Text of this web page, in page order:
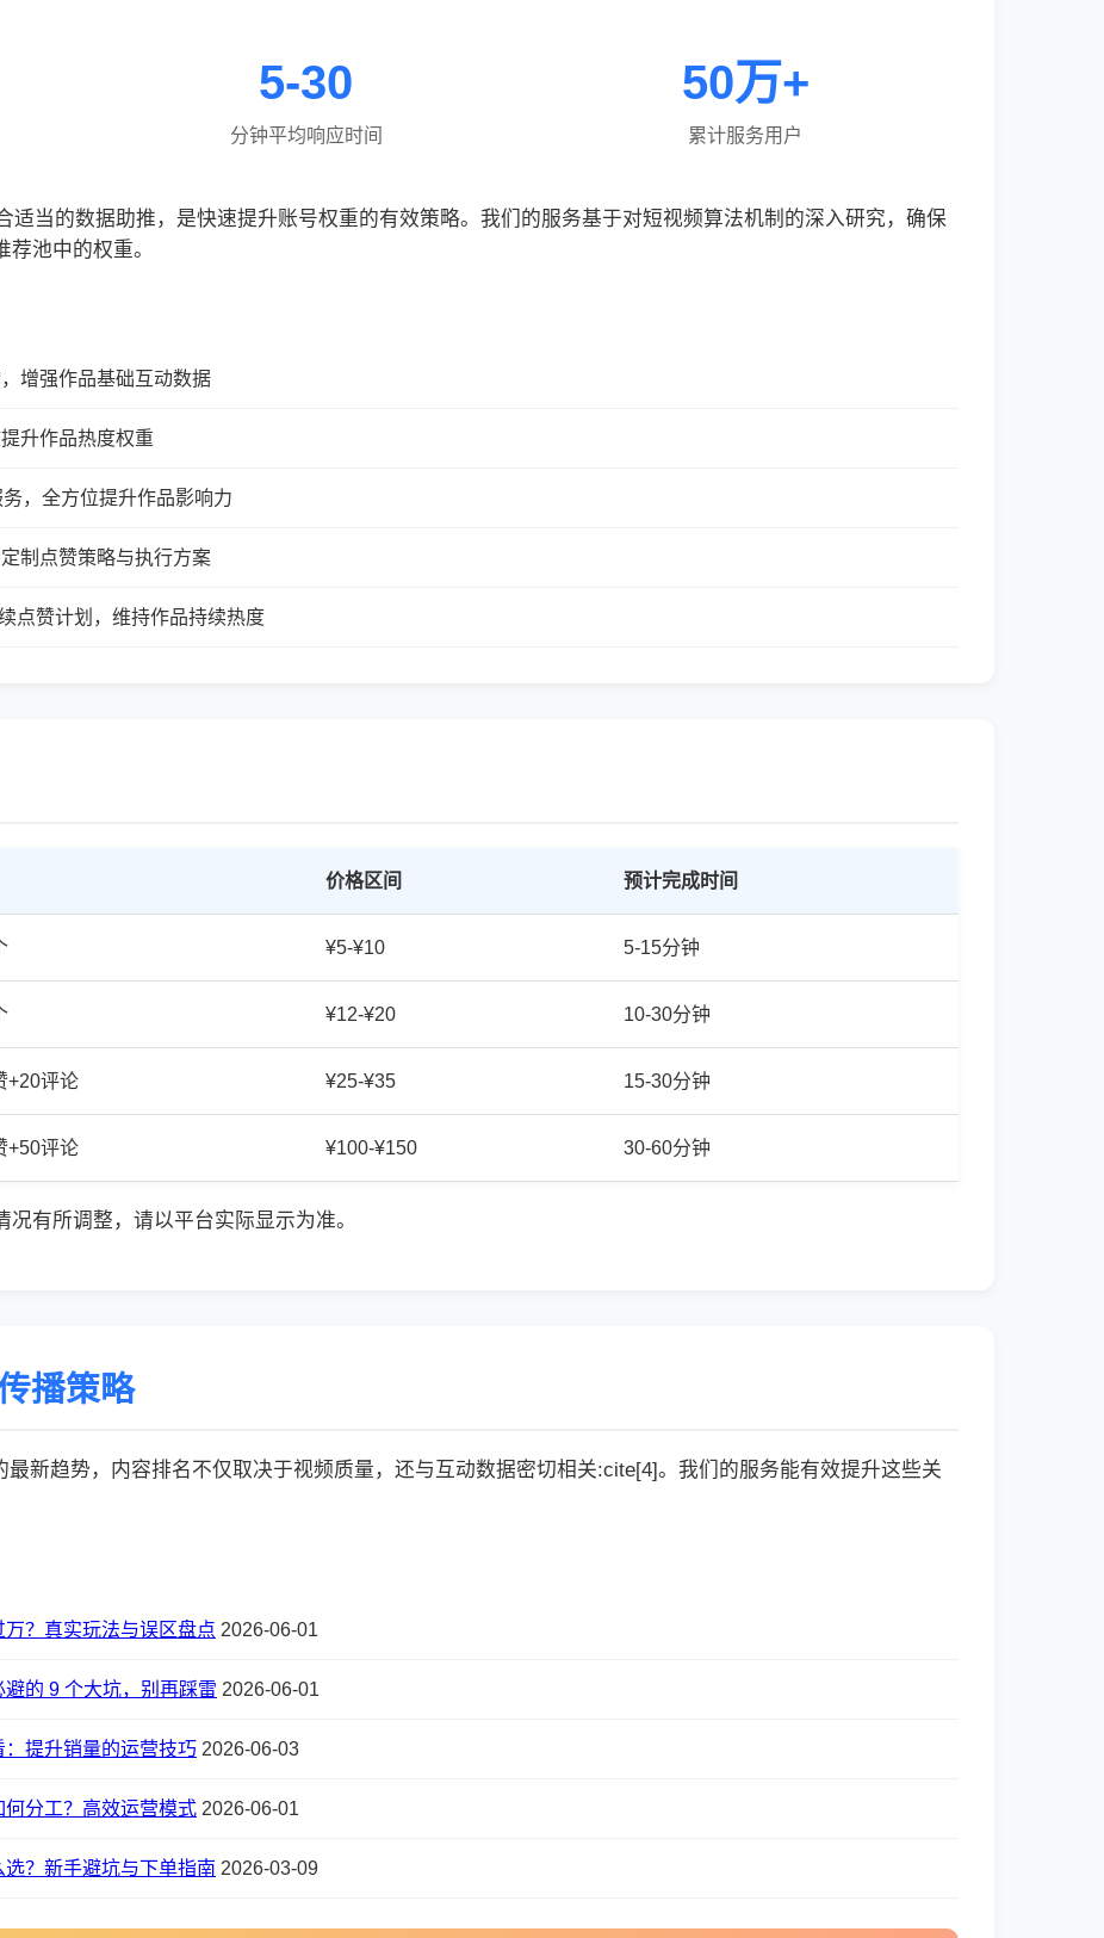
5-30
分钟平均响应时间
50万+
累计服务用户
适当的数据助推，是快速提升账号权重的有效策略。我们的服务基于对短视频算法机制的深入研究，确保
池中的权重。
增强作品基础互动数据
升作品热度权重
，全方位提升作品影响力
制点赞策略与执行方案
点赞计划，维持作品持续热度
价格区间 预计完成时间
¥5-¥10 5-15分钟
¥12-¥20 10-30分钟
+20评论 ¥25-¥35 15-30分钟
+50评论 ¥100-¥150 30-60分钟
有所调整，请以平台实际显示为准。
播策略
新趋势，内容排名不仅取决于视频质量，还与互动数据密切相关:cite[4]。我们的服务能有效提升这些关
？真实玩法与误区盘点 2026-06-01
的 9 个大坑，别再踩雷 2026-06-01
提升销量的运营技巧 2026-06-03
何分工？高效运营模式 2026-06-01
？新手避坑与下单指南 2026-03-09